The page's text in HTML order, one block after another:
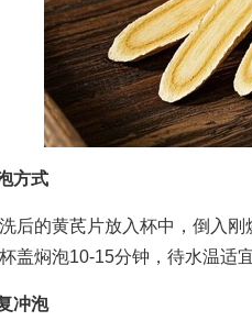
方式
的黄芪片放入杯中，倒入刚
盖焖泡10-15分钟，待水温适
冲泡